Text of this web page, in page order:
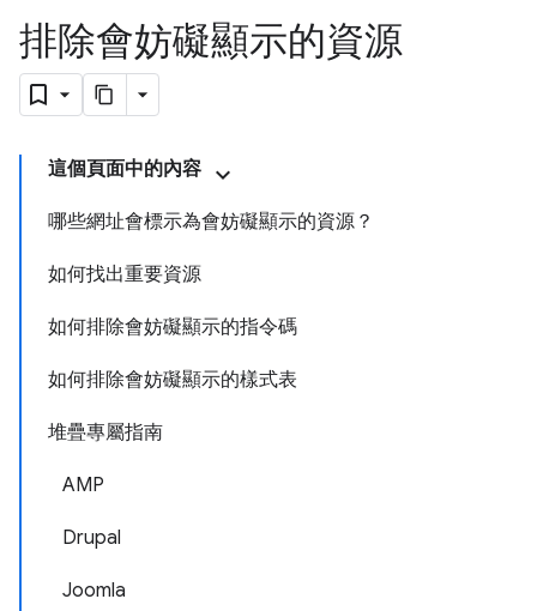
排除會妨礙顯示的資源
這個頁面中的內容
哪些網址會標示為會妨礙顯示的資源？
如何找出重要資源
如何排除會妨礙顯示的指令碼
如何排除會妨礙顯示的樣式表
堆疊專屬指南
AMP
Drupal
Joomla